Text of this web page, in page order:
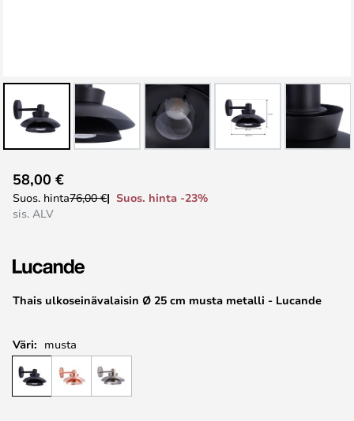
to
the
the
gallery
Thais ulkoseinävalaisin Ø 25 cm musta metalli - Lucande
58,00 €
Suos. hinta76,00 €
Suos. hinta -23%
sis. ALV
Väri: musta